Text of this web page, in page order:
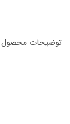
توضیحات محصول